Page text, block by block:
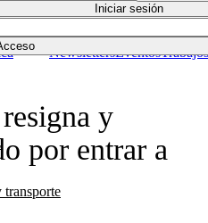
transporte
NewslettersEventosTrabajos
Iniciar sesión
y
por entrar a